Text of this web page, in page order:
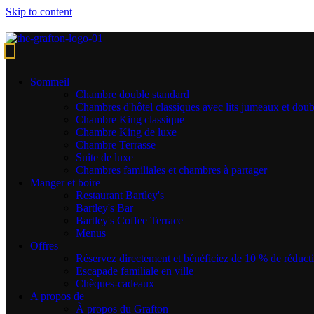
Skip to content
Sommeil
Chambre double standard
Chambres d'hôtel classiques avec lits jumeaux et
Chambre King classique
Chambre King de luxe
Chambre Terrasse
Suite de luxe
Chambres familiales et chambres à partager
Manger et boire
Restaurant Bartley's
Bartley's Bar
Bartley's Coffee Terrace
Menus
Offres
Réservez directement et bénéficiez de 10 % de
Escapade familiale en ville
Chèques-cadeaux
A propos de
À propos du Grafton
Chambres familiales et chambres à
partager
Recently featured inForbesas one of Dublin’s best places to stay.
Family Friendly Rooms in Dublin City
Nos chambres familiales etchambres à plusieurs litspeuvent
accueillir 6 personnes sans avoir à payer pour des chambres
communicantes ou un lit de camp inconfortable ! Flash info ! Toutes
les familles ne sont pas 2+2.
Certains hôtels sont ravis de proposer des chambres communicantes,
mais cela signifie deux chambres et le double du prix, ce qui n'est
pas très réjouissant pour les parents. Alors, devinez quoi ? Nous
avons des lits superposés. Les enfants adorent les lits superposés et
nous en avons deux dans chaque chambre.
Et papa et maman bénéficient également d'un grand lit - un